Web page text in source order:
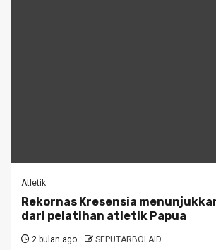
Atletik
Rekornas Kresensia
dari pelatihan atletik Papua
2 bulan ago SEPUTARBOLAID